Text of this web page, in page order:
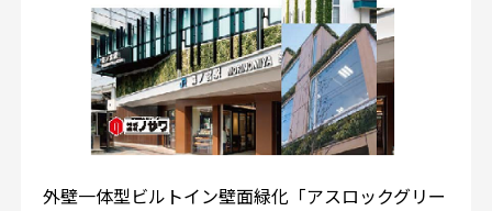
外壁一体型ビルトイン壁面緑化「アスロックグリー